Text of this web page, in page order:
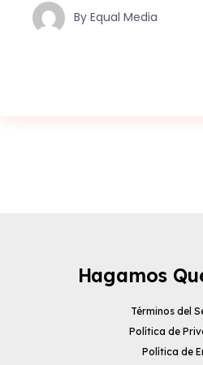
By Equal Media
Hagamos
Términos del
Política de
Política de